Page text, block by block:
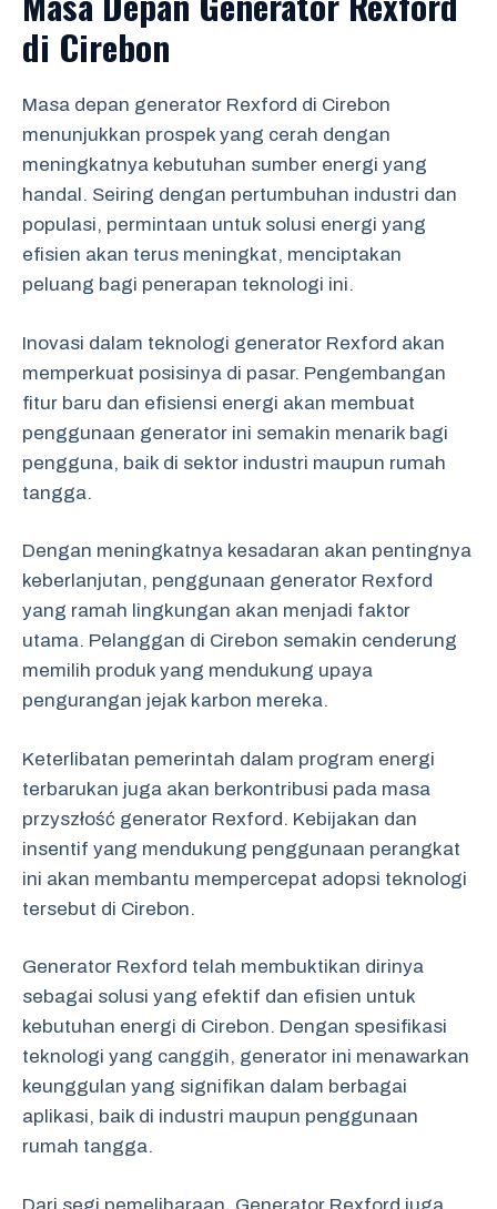
di Cirebon
Masa depan generator Rexford di Cirebon
menunjukkan prospek yang cerah dengan
meningkatnya kebutuhan sumber energi yang
handal. Seiring dengan pertumbuhan industri dan
populasi, permintaan untuk solusi energi yang
efisien akan terus meningkat, menciptakan
peluang bagi penerapan teknologi ini.
Inovasi dalam teknologi generator Rexford akan
memperkuat posisinya di pasar. Pengembangan
fitur baru dan efisiensi energi akan membuat
penggunaan generator ini semakin menarik bagi
pengguna, baik di sektor industri maupun rumah
tangga.
Dengan meningkatnya kesadaran akan pentingnya
keberlanjutan, penggunaan generator Rexford
yang ramah lingkungan akan menjadi faktor
utama. Pelanggan di Cirebon semakin cenderung
memilih produk yang mendukung upaya
pengurangan jejak karbon mereka.
Keterlibatan pemerintah dalam program energi
terbarukan juga akan berkontribusi pada masa
przyszłość generator Rexford. Kebijakan dan
insentif yang mendukung penggunaan perangkat
ini akan membantu mempercepat adopsi teknologi
tersebut di Cirebon.
Generator Rexford telah membuktikan dirinya
sebagai solusi yang efektif dan efisien untuk
kebutuhan energi di Cirebon. Dengan spesifikasi
teknologi yang canggih, generator ini menawarkan
keunggulan yang signifikan dalam berbagai
aplikasi, baik di industri maupun penggunaan
rumah tangga.
Dari segi pemeliharaan, Generator Rexford juga